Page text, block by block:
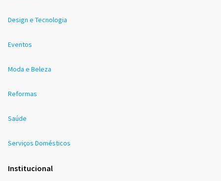
Design e Tecnologia
Eventos
Moda e Beleza
Reformas
Saúde
Serviços Domésticos
Institucional